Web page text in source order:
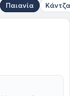
Παιανία Κάντζα